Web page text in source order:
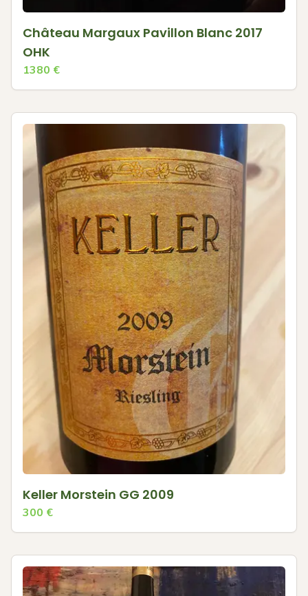
Château Margaux Pavillon Blanc 2017
OHK
1380 €
Keller Morstein GG 2009
300 €